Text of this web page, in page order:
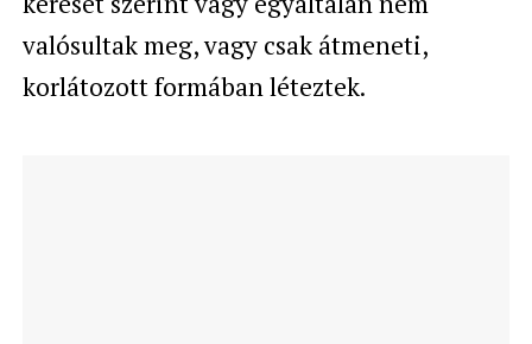
valósultak meg, vagy csak átmeneti,
korlátozott formában léteztek.